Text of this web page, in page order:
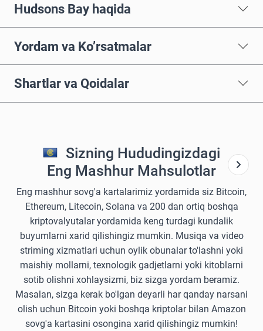
Hudsons Bay haqida
Yordam va Ko’rsatmalar
Shartlar va Qoidalar
Sizning Hududingizdagi
Eng Mashhur Mahsulotlar
Eng mashhur sovg'a kartalarimiz yordamida siz Bitcoin,
Ethereum, Litecoin, Solana va 200 dan ortiq boshqa
kriptovalyutalar yordamida keng turdagi kundalik
buyumlarni xarid qilishingiz mumkin. Musiqa va video
striming xizmatlari uchun oylik obunalar to'lashni yoki
maishiy mollarni, texnologik gadjetlarni yoki kitoblarni
sotib olishni xohlaysizmi, biz sizga yordam beramiz.
Masalan, sizga kerak bo'lgan deyarli har qanday narsani
olish uchun Bitcoin yoki boshqa kriptolar bilan Amazon
sovg'a kartasini osongina xarid qilishingiz mumkin!